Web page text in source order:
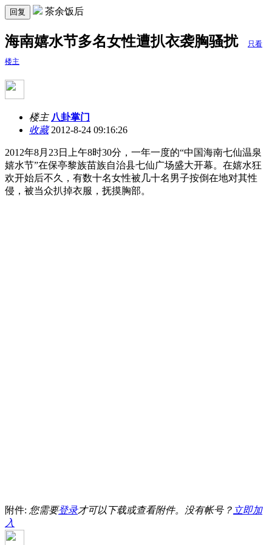
回复 茶余饭后
海南嬉水节多名女性遭扒衣袭胸骚扰 只看
楼主
楼主 八卦掌门
收藏2012-8-24 09:16:26
2012年8月23日上午8时30分，一年一度的“中国海南七仙温泉
嬉水节”在保亭黎族苗族自治县七仙广场盛大开幕。在嬉水狂
欢开始后不久，有数十名女性被几十名男子按倒在地对其性
侵，被当众扒掉衣服，抚摸胸部。
附件: 您需要登录才可以下载或查看附件。没有帐号？ 立即加
入